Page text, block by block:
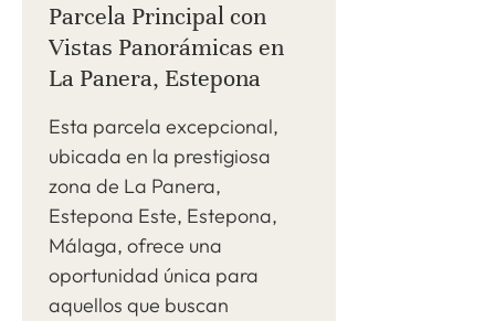
Parcela Principal con
Vistas Panorámicas en
La Panera, Estepona
Esta parcela excepcional,
ubicada en la prestigiosa
zona de La Panera,
Estepona Este, Estepona,
Málaga, ofrece una
oportunidad única para
aquellos que buscan